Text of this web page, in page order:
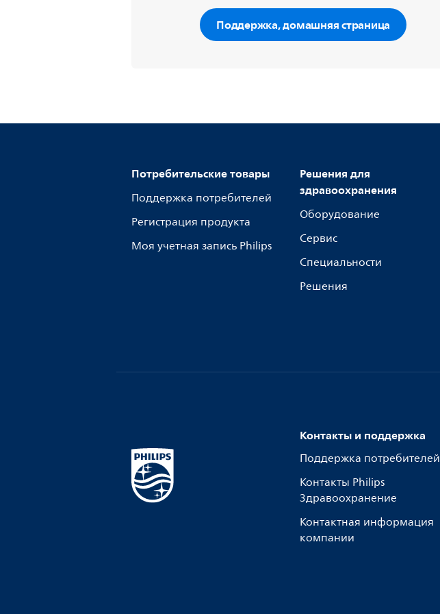
Поддержка, домашняя страница
Потребительские товары
Поддержка потребителей
Регистрация продукта
Моя учетная запись Philips
Решения для
здравоохранения
Оборудование
Сервис
Специальности
Решения
Контакты и поддержка
Поддержка потребителей
Контакты Philips
Здравоохранение
Контактная информация
компании